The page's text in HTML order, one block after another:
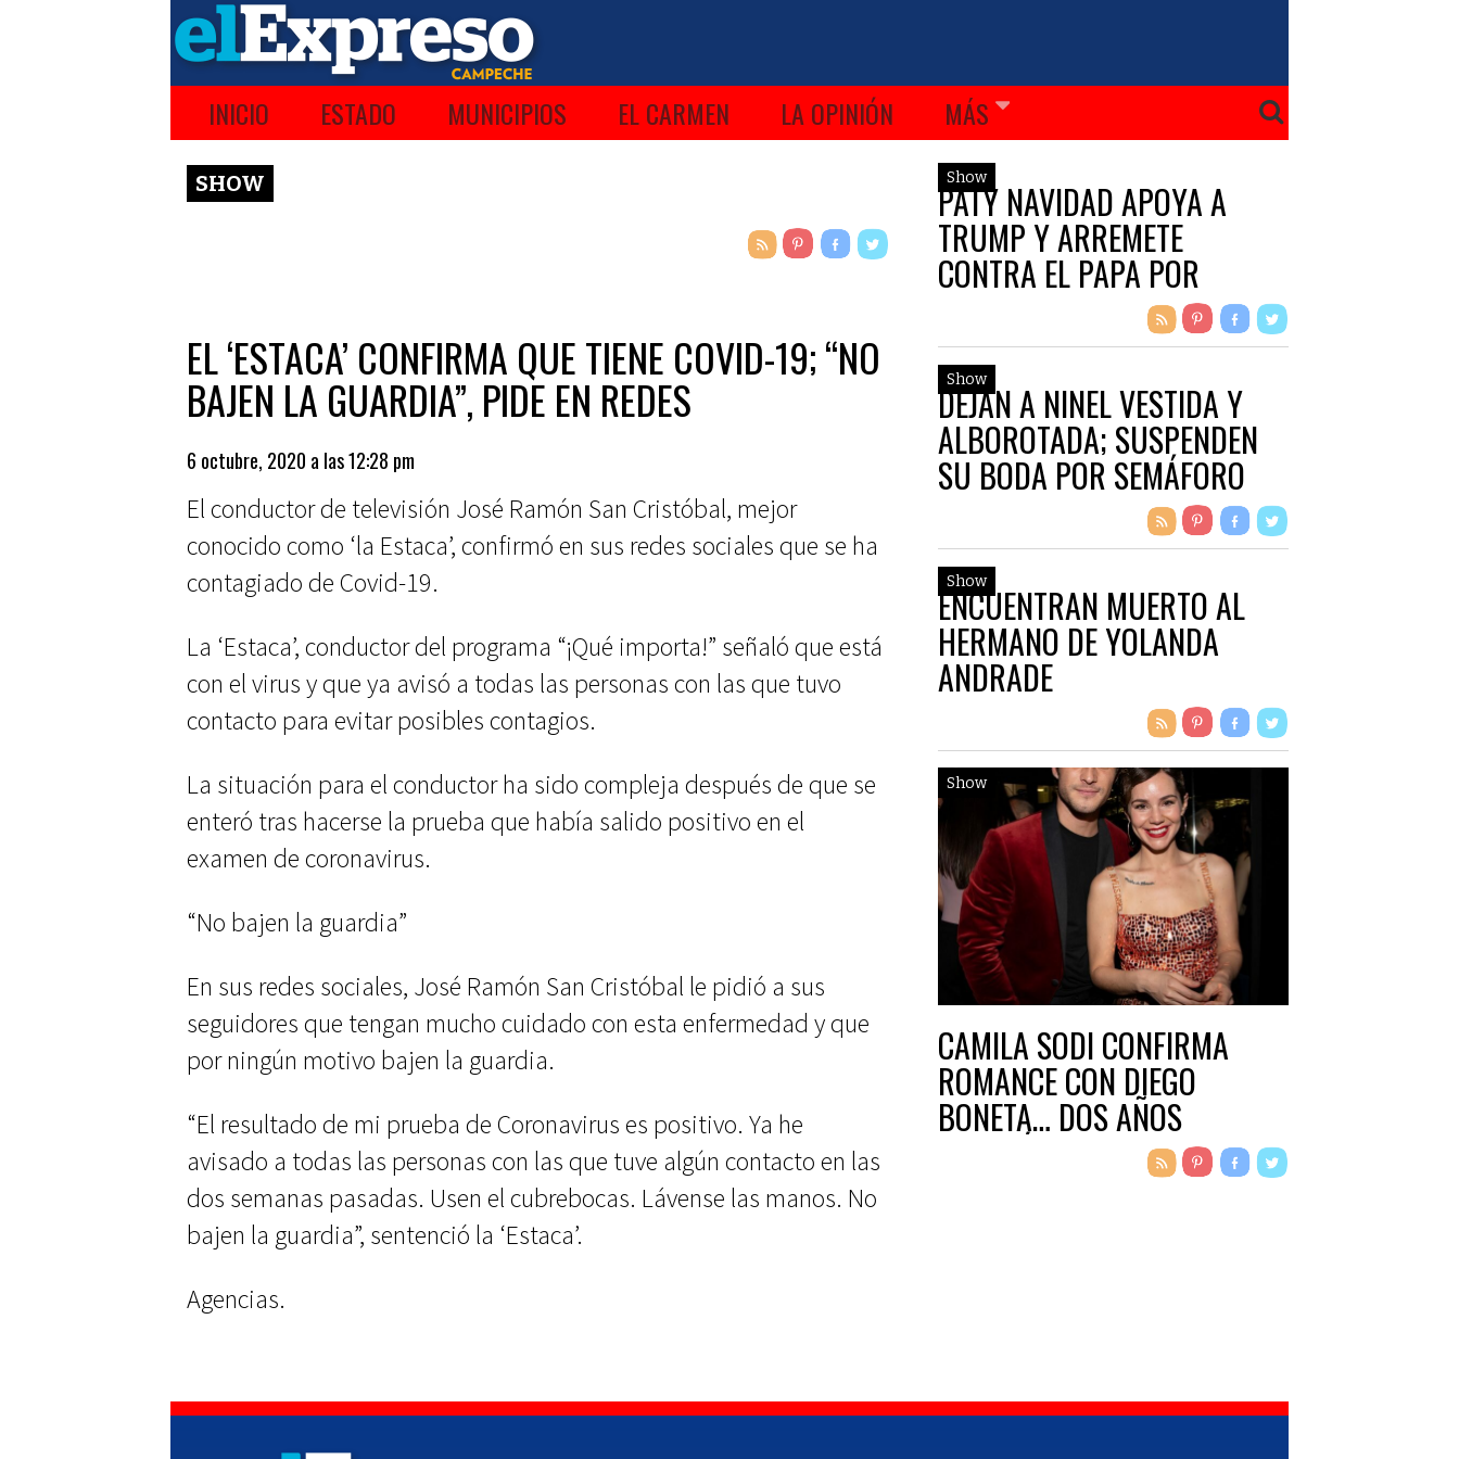
INICIO ESTADO MUNICIPIOS EL CARMEN LA OPINIÓN MÁS
SHOW
EL ‘ESTACA’ CONFIRMA QUE TIENE COVID-19; “NO
BAJEN LA GUARDIA”, PIDE EN REDES
6 octubre, 2020 a las 12:28 pm
El conductor de televisión José Ramón San Cristóbal, mejor
conocido como ‘la Estaca’, confirmó en sus redes sociales que se ha
contagiado de Covid-19.
La ‘Estaca’, conductor del programa “¡Qué importa!” señaló que está
con el virus y que ya avisó a todas las personas con las que tuvo
contacto para evitar posibles contagios.
La situación para el conductor ha sido compleja después de que se
enteró tras hacerse la prueba que había salido positivo en el
examen de coronavirus.
“No bajen la guardia”
En sus redes sociales, José Ramón San Cristóbal le pidió a sus
seguidores que tengan mucho cuidado con esta enfermedad y que
por ningún motivo bajen la guardia.
“El resultado de mi prueba de Coronavirus es positivo. Ya he
avisado a todas las personas con las que tuve algún contacto en las
dos semanas pasadas. Usen el cubrebocas. Lávense las manos. No
bajen la guardia”, sentenció la ‘Estaca’.
Agencias.
Show
PATY NAVIDAD APOYA A
TRUMP Y ARREMETE
CONTRA EL PAPA POR
Show
DEJAN A NINEL VESTIDA Y
ALBOROTADA; SUSPENDEN
SU BODA POR SEMÁFORO
Show
ENCUENTRAN MUERTO AL
HERMANO DE YOLANDA
ANDRADE
Show
CAMILA SODI CONFIRMA
ROMANCE CON DIEGO
BONETA… DOS AÑOS